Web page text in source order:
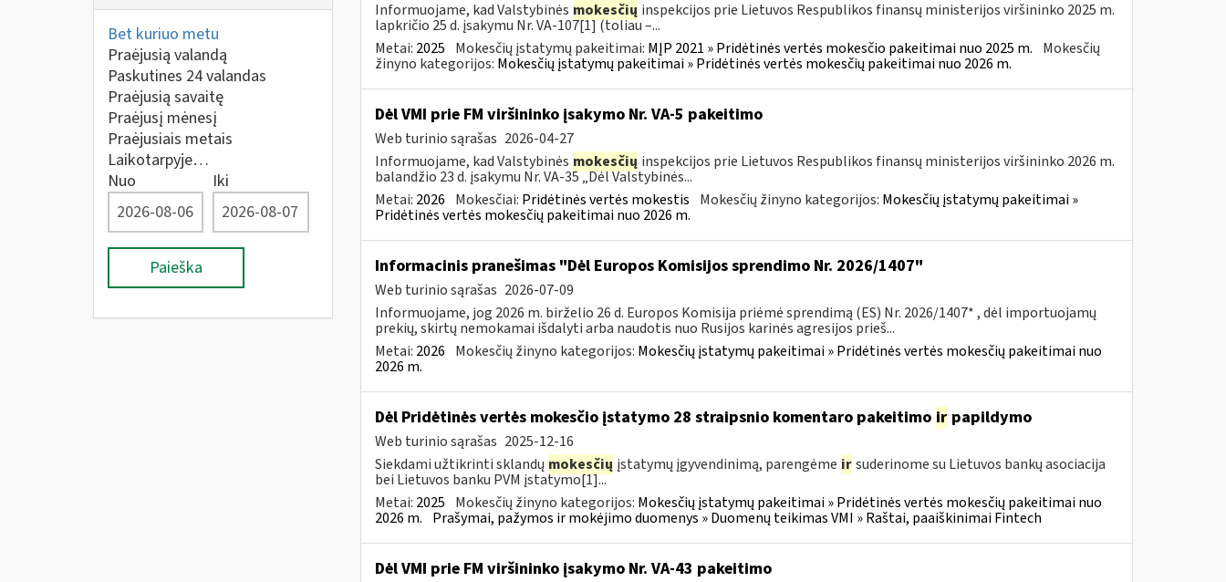
Bet kuriuo metu
Praėjusią valandą
Paskutines 24 valandas
Praėjusią savaitę
Praėjusį mėnesį
Praėjusiais metais
Laikotarpyje…
Nuo
Iki
Paieška
Informuojame, kad Valstybinės mokesčių inspekcijos prie Lietuvos Respublikos finansų ministerijos viršininko 2025 m.
lapkričio 25 d. įsakymu Nr. VA-107[1] (toliau –...
Metai: 2025 Mokesčių įstatymų pakeitimai: MĮP 2021 » Pridėtinės vertės mokesčio pakeitimai nuo 2025 m. Mokesčių
žinyno kategorijos: Mokesčių įstatymų pakeitimai » Pridėtinės vertės mokesčių pakeitimai nuo 2026 m.
Dėl VMI prie FM viršininko įsakymo Nr. VA-5 pakeitimo
Web turinio sąrašas 2026-04-27
Informuojame, kad Valstybinės mokesčių inspekcijos prie Lietuvos Respublikos finansų ministerijos viršininko 2026 m.
balandžio 23 d. įsakymu Nr. VA-35 „Dėl Valstybinės...
Metai: 2026 Mokesčiai: Pridėtinės vertės mokestis Mokesčių žinyno kategorijos: Mokesčių įstatymų pakeitimai »
Pridėtinės vertės mokesčių pakeitimai nuo 2026 m.
Informacinis pranešimas "Dėl Europos Komisijos sprendimo Nr. 2026/1407"
Web turinio sąrašas 2026-07-09
Informuojame, jog 2026 m. birželio 26 d. Europos Komisija priėmė sprendimą (ES) Nr. 2026/1407* , dėl importuojamų
prekių, skirtų nemokamai išdalyti arba naudotis nuo Rusijos karinės agresijos prieš...
Metai: 2026 Mokesčių žinyno kategorijos: Mokesčių įstatymų pakeitimai » Pridėtinės vertės mokesčių pakeitimai nuo
2026 m.
Dėl Pridėtinės vertės mokesčio įstatymo 28 straipsnio komentaro pakeitimo irpapildymo
Web turinio sąrašas 2025-12-16
Siekdami užtikrinti sklandų mokesčių įstatymų įgyvendinimą, parengėme ir suderinome su Lietuvos bankų asociacija
bei Lietuvos banku PVM įstatymo[1]...
Metai: 2025 Mokesčių žinyno kategorijos: Mokesčių įstatymų pakeitimai » Pridėtinės vertės mokesčių pakeitimai nuo
2026 m. Prašymai, pažymos ir mokėjimo duomenys » Duomenų teikimas VMI » Raštai, paaiškinimai Fintech
Dėl VMI prie FM viršininko įsakymo Nr. VA-43 pakeitimo